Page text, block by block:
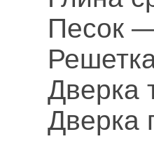
Песок
Дверка
Дверка